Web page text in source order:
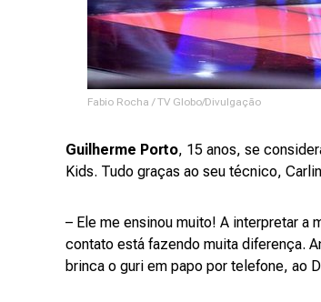
Fabio Rocha / TV Globo/Divulgação
Guilherme Porto, 15 anos, se
Kids. Tudo graças ao seu técnico,
– Ele me ensinou muito! A interpretar a
contato está fazendo muita diferença.
brinca o guri em papo por telefone, ao